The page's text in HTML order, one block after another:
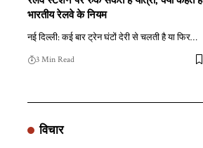
भारतीय रेलवे के नियम
नई दिल्ली: कई बार ट्रेन घंटों देरी से चलती है या फिर…
3 Min Read
विचार